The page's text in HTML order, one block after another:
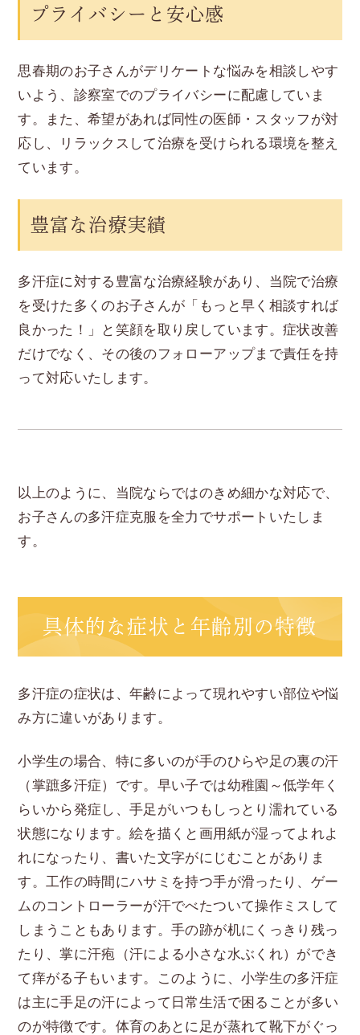
プライバシーと安心感
思春期のお子さんがデリケートな悩みを相談しやす
いよう、診察室でのプライバシーに配慮していま
す。また、希望があれば同性の医師・スタッフが対
応し、リラックスして治療を受けられる環境を整え
ています。
豊富な治療実績
多汗症に対する豊富な治療経験があり、当院で治療
を受けた多くのお子さんが「もっと早く相談すれば
良かった！」と笑顔を取り戻しています。症状改善
だけでなく、その後のフォローアップまで責任を持
って対応いたします。
以上のように、当院ならではのきめ細かな対応で、
お子さんの多汗症克服を全力でサポートいたしま
す。
具体的な症状と年齢別の特徴
多汗症の症状は、年齢によって現れやすい部位や悩
み方に違いがあります。
小学生の場合、特に多いのが手のひらや足の裏の汗
（掌蹠多汗症）です。早い子では幼稚園～低学年く
らいから発症し、手足がいつもしっとり濡れている
状態になります。絵を描くと画用紙が湿ってよれよ
れになったり、書いた文字がにじむことがありま
す。工作の時間にハサミを持つ手が滑ったり、ゲー
ムのコントローラーが汗でべたついて操作ミスして
しまうこともあります。手の跡が机にくっきり残っ
たり、掌に汗疱（汗による小さな水ぶくれ）ができ
て痒がる子もいます。このように、小学生の多汗症
は主に手足の汗によって日常生活で困ることが多い
のが特徴です。体育のあとに足が蒸れて靴下がぐっ